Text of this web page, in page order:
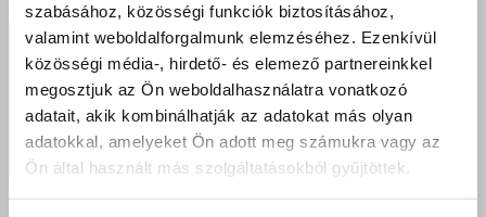
szabásához, közösségi funkciók biztosításához,
valamint weboldalforgalmunk elemzéséhez. Ezenkívül
közösségi média-, hirdető- és elemező partnereinkkel
megosztjuk az Ön weboldalhasználatra vonatkozó
adatait, akik kombinálhatják az adatokat más olyan
adatokkal, amelyeket Ön adott meg számukra vagy az
Ön által használt más szolgáltatásokból gyűjtöttek.